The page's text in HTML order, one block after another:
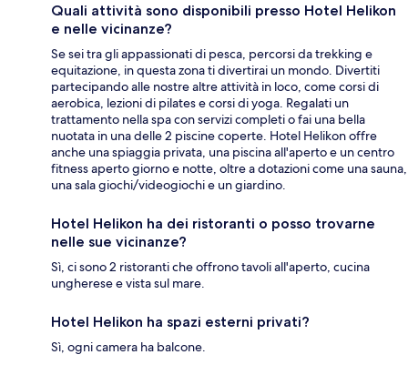
Quali attività sono disponibili presso Hotel Helikon
e nelle vicinanze?
Se sei tra gli appassionati di pesca, percorsi da trekking e
equitazione, in questa zona ti divertirai un mondo. Divertiti
partecipando alle nostre altre attività in loco, come corsi di
aerobica, lezioni di pilates e corsi di yoga. Regalati un
trattamento nella spa con servizi completi o fai una bella
nuotata in una delle 2 piscine coperte. Hotel Helikon offre
anche una spiaggia privata, una piscina all'aperto e un centro
fitness aperto giorno e notte, oltre a dotazioni come una sauna,
una sala giochi/videogiochi e un giardino.
Hotel Helikon ha dei ristoranti o posso trovarne
nelle sue vicinanze?
Sì, ci sono 2 ristoranti che offrono tavoli all'aperto, cucina
ungherese e vista sul mare.
Hotel Helikon ha spazi esterni privati?
Sì, ogni camera ha balcone.